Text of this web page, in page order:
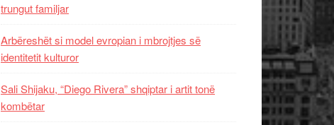
trungut familjar
Arbëreshët si model evropian i mbrojtjes së
identitetit kulturor
Sali Shijaku, “Diego Rivera” shqiptar i artit tonë
kombëtar